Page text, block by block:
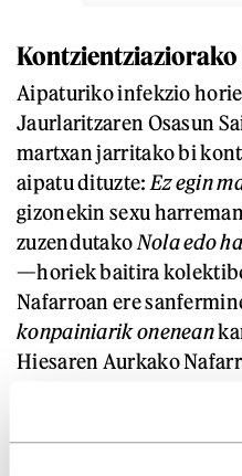
Aipaturiko infekzio
Jaurlaritzaren Osasun
martxan jarritako bi
aipatu dituzte: Ez egin
gizonekin sexu
zuzendutako Nola edo
—horiek baitira
Nafarroan ere
konpainiarik onenean
Hiesaren Aurkako
indarkeriarik gabekoak